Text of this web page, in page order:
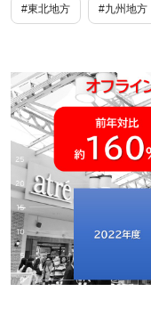
#東北地方 #九州地方